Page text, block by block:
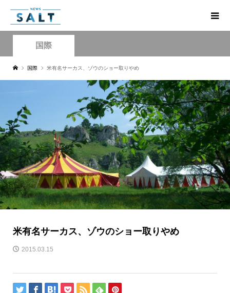
国際
国際 米有名サーカス、ゾウのショー取りやめ
米有名サーカス、ゾウのショー取りやめ
2015.03.15